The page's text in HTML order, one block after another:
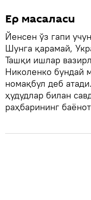
Ер масаласи
Йенсен ўз гапи
Шунга қарамай,
Ташқи ишлар
Николенко бундай
номақбул деб
ҳудудлар билан
раҳбарининг